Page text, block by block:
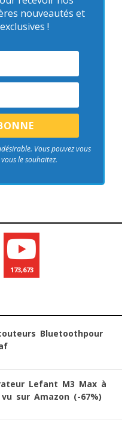
nouveautés et
!
Vous pouvez vous
le souhaitez.
173,673
Bluetoothpour
Lefant M3 Max à
sur Amazon (-67%)